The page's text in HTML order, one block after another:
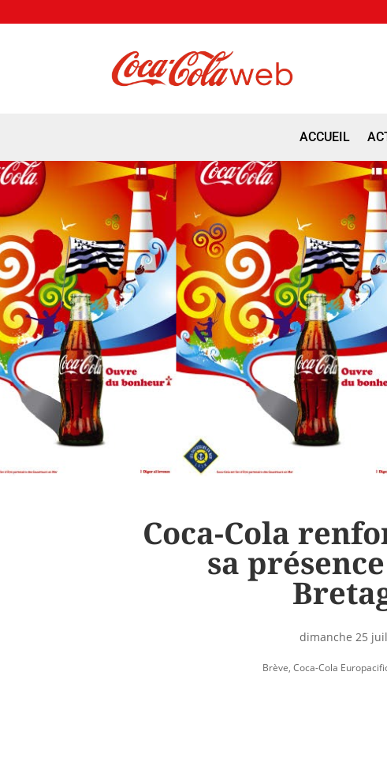
ACCUEIL
Coca-Cola
sa
dimanche 25
Brève,Coca-Cola